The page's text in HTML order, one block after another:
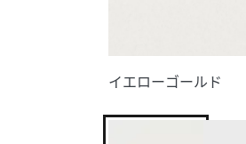
イエローゴールド